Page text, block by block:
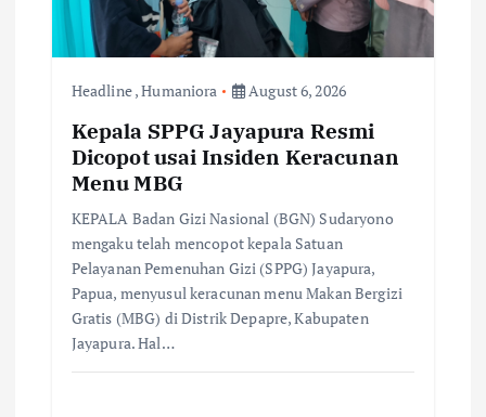
o
Headline,Humaniora August 6, 2026
Kepala SPPG Jayapura Resmi
Dicopot usai Insiden Keracunan
Menu MBG
KEPALA Badan Gizi Nasional (BGN) Sudaryono
mengaku telah mencopot kepala Satuan
Pelayanan Pemenuhan Gizi (SPPG) Jayapura,
Papua, menyusul keracunan menu Makan Bergizi
Gratis (MBG) di Distrik Depapre, Kabupaten
Jayapura. Hal…